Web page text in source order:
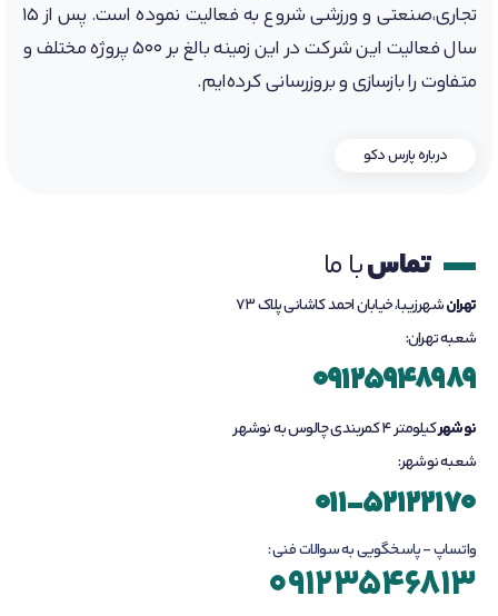
تجاری،صنعتی و ورزشی شروع به فعالیت نموده است. پس از 15
سال فعالیت این شرکت در این زمینه بالغ بر 500 پروژه مختلف و
متفاوت را بازسازی و بروزرسانی کرده‌ایم.
درباره پارس دکو
تماسبا ما
تهرانشهرزیبا، خیابان احمد کاشانی پلاک 73
شعبه تهران:
09125948989
نوشهرکیلومتر 4 کمربندی چالوس به نوشهر
شعبه نوشهر:
011-52122170
واتساپ - پاسخگویی به سوالات فنی :
09123546813